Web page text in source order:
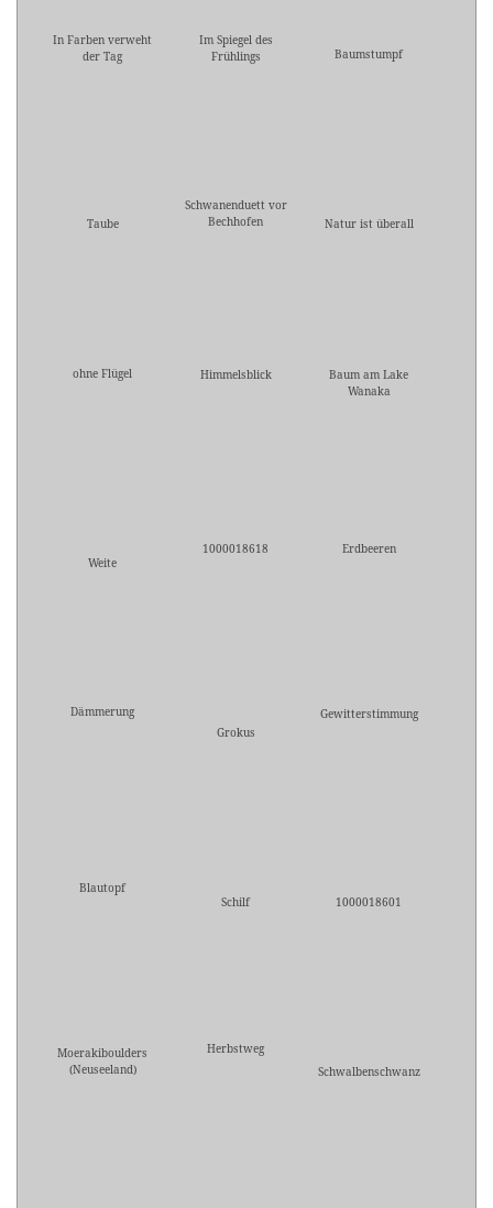
In Farben verweht
der Tag
Im Spiegel des
Frühlings
Baumstumpf
Taube
Schwanenduett vor
Bechhofen
Natur ist überall
ohne Flügel Himmelsblick
Baum am Lake
Wanaka
Weite
1000018618 Erdbeeren
Dämmerung
Grokus
Gewitterstimmung
Blautopf
Schilf
1000018601
Moerakiboulders
(Neuseeland)
Herbstweg
Schwalbenschwanz